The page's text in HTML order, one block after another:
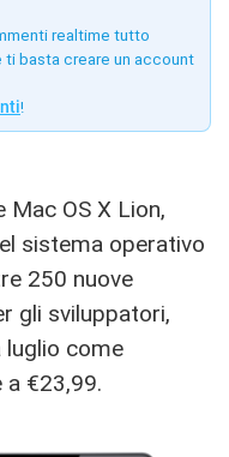
realtime tutto
ti basta creare un account
!
Mac OS X Lion,
sistema operativo
250 nuove
gli sviluppatori,
luglio come
€23,99.